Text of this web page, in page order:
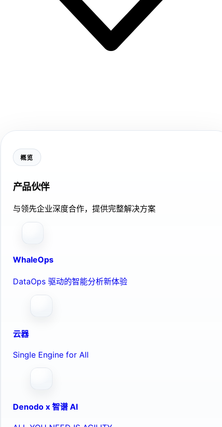
概览
产品伙伴
与领先企业深度合作，提供完整解决方案
WhaleOps
DataOps 驱动的智能分析新体验
云器
Single Engine for All
Denodo x 智谱 AI